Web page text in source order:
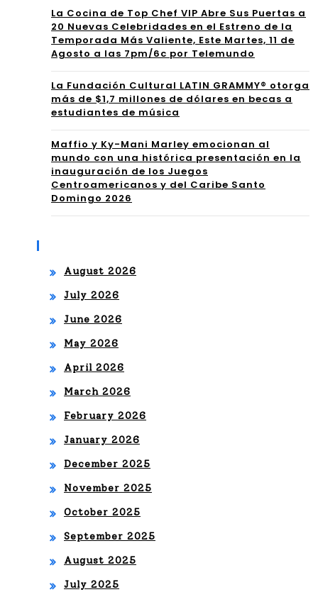
RR
ET
TO
MU
SIC
AL
QU
E
E
RAÍ
CE
CO
N
ine
su
car
rer
La Cocina de Top Chef VIP Abre Sus Puertas a
20 Nuevas Celebridades en el Estreno de la
Temporada Más Valiente, Este Martes, 11 de
Agosto a las 7pm/6c por Telemundo
La Fundación Cultural LATIN GRAMMY® otorga
más de $1,7 millones de dólares en becas a
estudiantes de música
Maffio y Ky-Mani Marley emocionan al
mundo con una histórica presentación en la
inauguración de los Juegos
Centroamericanos y del Caribe Santo
Domingo 2026
August 2026
July 2026
June 2026
May 2026
April 2026
March 2026
February 2026
January 2026
December 2025
November 2025
October 2025
September 2025
August 2025
July 2025